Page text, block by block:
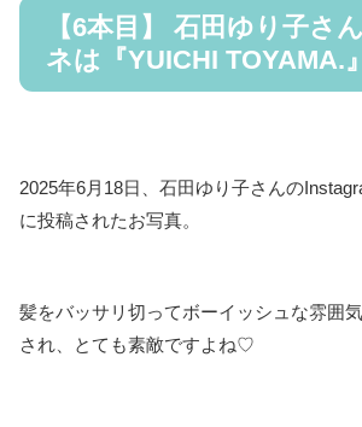
【6本目】 石田ゆり子さ
ネは『YUICHI TOYAMA.
2025年6月18日、石田ゆり子さんの
に投稿されたお写真。
髪をバッサリ切ってボーイッシュな雰囲
され、とても素敵ですよね♡